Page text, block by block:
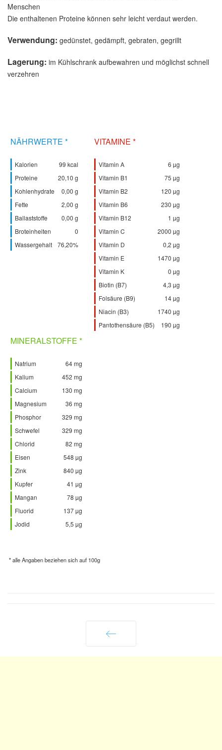
Menschen
Die enthaltenen Proteine können sehr leicht verdaut werden.
Verwendung: gedünstet, gedämpft, gebraten, gegrillt
Lagerung: im Kühlschrank aufbewahren und möglichst schnell
verzehren
NÄHRWERTE *
Kalorien
99 kcal
Proteine
20,10 g
Kohlenhydrate
0,00 g
Fette
2,00 g
Ballaststoffe
0,00 g
Broteinheiten
0
Wassergehalt
76,20%
VITAMINE *
Vitamin A
6 µg
Vitamin B1
75 µg
Vitamin B2
120 µg
Vitamin B6
230 µg
Vitamin B12
1 µg
Vitamin C
2000 µg
Vitamin D
0,2 µg
Vitamin E
1470 µg
Vitamin K
0 µg
Biotin (B7)
4,3 µg
Folsäure (B9)
14 µg
Niacin (B3)
1740 µg
Pantothensäure (B5)
190 µg
MINERALSTOFFE *
Natrium
64 mg
Kalium
452 mg
Calcium
130 mg
Magnesium
36 mg
Phosphor
329 mg
Schwefel
329 mg
Chlorid
82 mg
Eisen
548 µg
Zink
840 µg
Kupfer
41 µg
Mangan
78 µg
Fluorid
137 µg
Jodid
5,5 µg
* alle Angaben beziehen sich auf 100g
Zurück